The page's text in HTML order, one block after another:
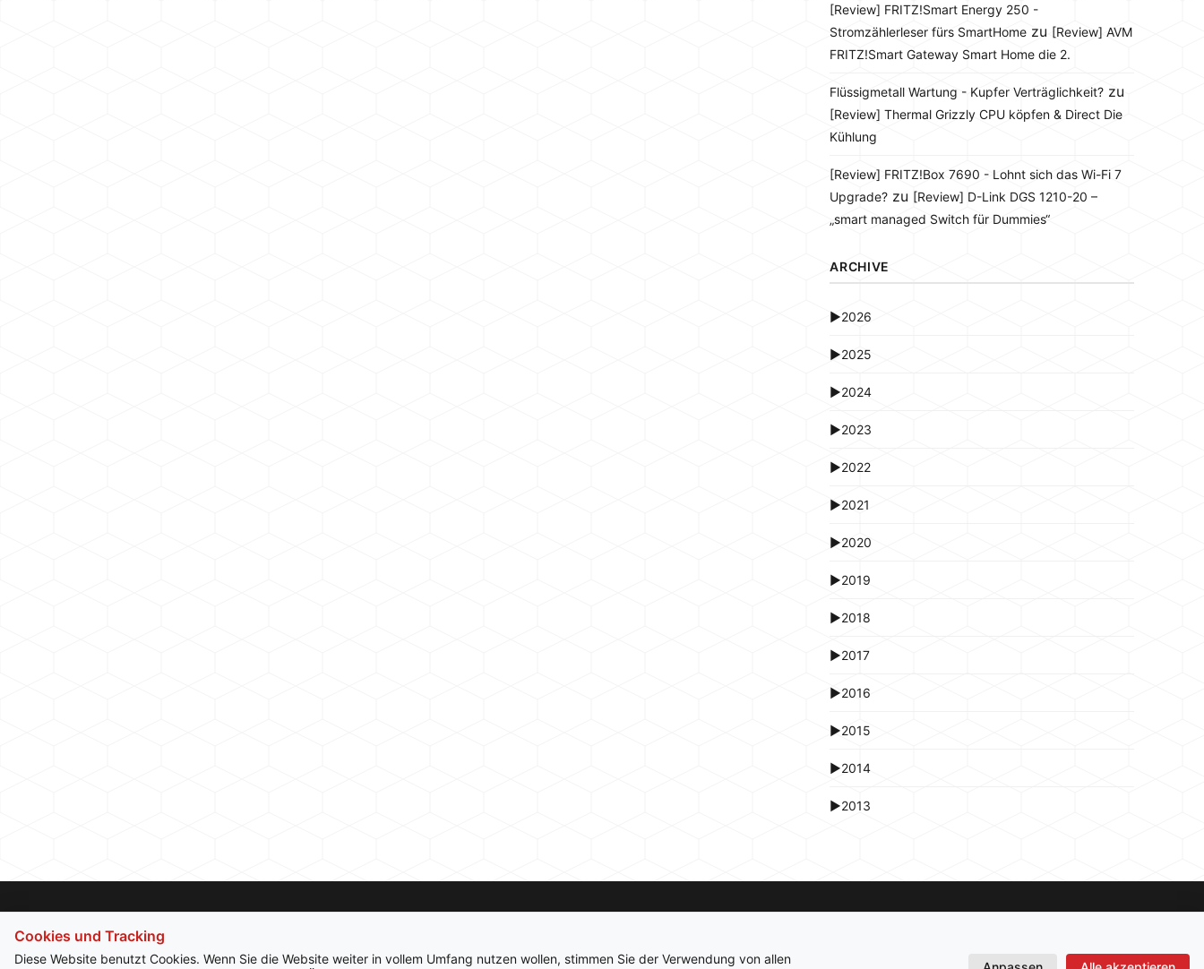
[Review] FRITZ!Smart Energy 250 -
Stromzählerleser fürs SmartHome zu [Review] AVM
FRITZ!Smart Gateway Smart Home die 2.
Flüssigmetall Wartung - Kupfer Verträglichkeit? zu
[Review] Thermal Grizzly CPU köpfen & Direct Die
Kühlung
[Review] FRITZ!Box 7690 - Lohnt sich das Wi-Fi 7
Upgrade? zu [Review] D-Link DGS 1210-20 –
„smart managed Switch für Dummies“
ARCHIVE
►2026
►2025
►2024
►2023
►2022
►2021
►2020
►2019
►2018
►2017
►2016
►2015
►2014
►2013
Cookies und Tracking
Diese Website benutzt Cookies. Wenn Sie die Website weiter in vollem Umfang nutzen wollen, stimmen Sie der Verwendung von allen